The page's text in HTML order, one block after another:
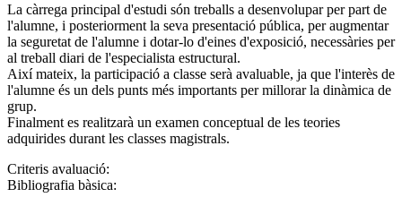
La càrrega principal d'estudi són treballs a desenvolupar per part de
l'alumne, i posteriorment la seva presentació pública, per augmentar
la seguretat de l'alumne i dotar-lo d'eines d'exposició, necessàries per
al treball diari de l'especialista estructural.
Així mateix, la participació a classe serà avaluable, ja que l'interès de
l'alumne és un dels punts més importants per millorar la dinàmica de
grup.
Finalment es realitzarà un examen conceptual de les teories
adquirides durant les classes magistrals.
Criteris avaluació:
Bibliografia bàsica: